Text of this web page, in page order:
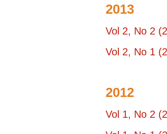
2013
Vol 2, No 2
Vol 2, No 1
2012
Vol 1, No 2